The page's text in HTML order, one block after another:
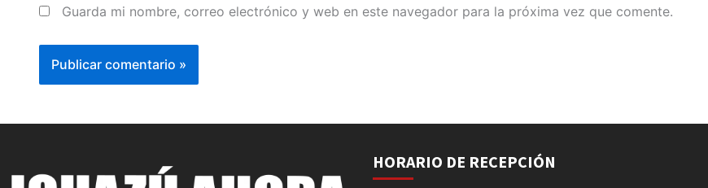
Guarda mi nombre, correo electrónico y web en este navegador para la próxima vez que comente.
HORARIO DE RECEPCIÓN